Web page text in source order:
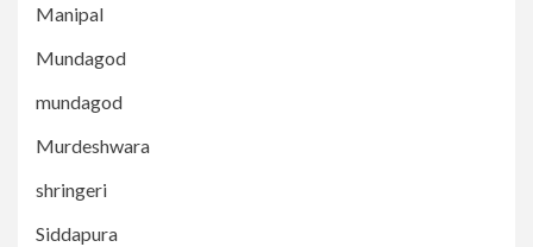
Manipal
Mundagod
mundagod
Murdeshwara
shringeri
Siddapura